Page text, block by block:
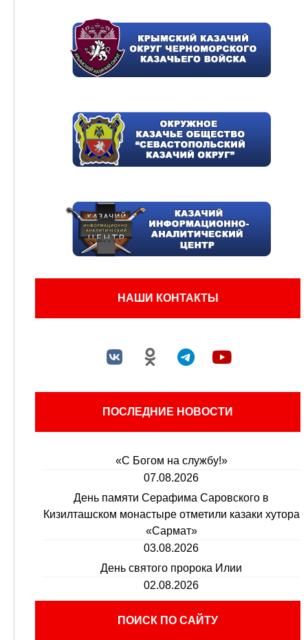
НАШИ КОНТАКТЫ
ПОСЛЕДНИЕ НОВОСТИ
«С Богом на службу!»
07.08.2026
День памяти Серафима Саровского в
Кизилташском монастыре отметили казаки хутора
«Сармат»
03.08.2026
День святого пророка Илии
02.08.2026
ПОИСК ПО САЙТУ